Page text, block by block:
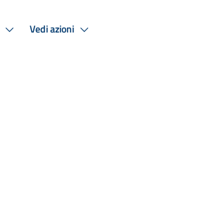
Vedi azioni